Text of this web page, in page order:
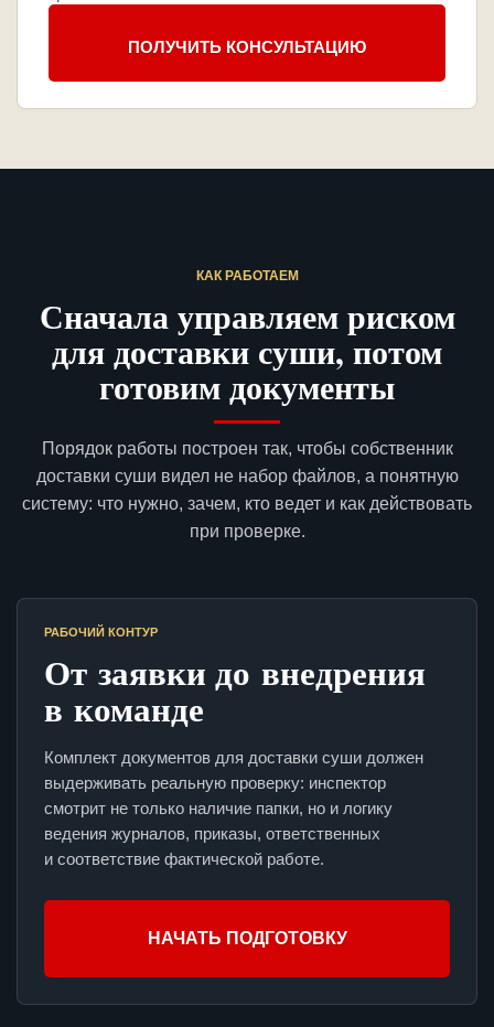
ПОЛУЧИТЬ КОНСУЛЬТАЦИЮ
КАК РАБОТАЕМ
Сначала управляем риском
для доставки суши, потом
готовим документы
Порядок работы построен так, чтобы собственник
доставки суши видел не набор файлов, а понятную
систему: что нужно, зачем, кто ведет и как действовать
при проверке.
РАБОЧИЙ КОНТУР
От заявки до внедрения
в команде
Комплект документов для доставки суши должен
выдерживать реальную проверку: инспектор
смотрит не только наличие папки, но и логику
ведения журналов, приказы, ответственных
и соответствие фактической работе.
НАЧАТЬ ПОДГОТОВКУ